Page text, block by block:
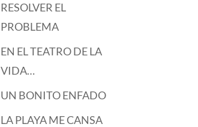
RESOLVER EL
PROBLEMA
EN EL TEATRO DE LA
VIDA…
UN BONITO ENFADO
LA PLAYA ME CANSA